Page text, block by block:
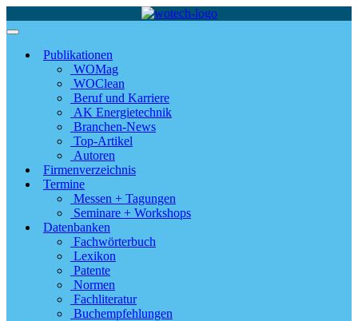
Publikationen
WOMag
WOClean
Beruf und Karriere
AK Energietechnik
Branchen-News
Top-Artikel
Autoren
Firmenverzeichnis
Termine
Messen + Tagungen
Seminare + Workshops
Datenbanken
Fachwörterbuch
Lexikon
Patente
Normen
Fachliteratur
Buchempfehlungen